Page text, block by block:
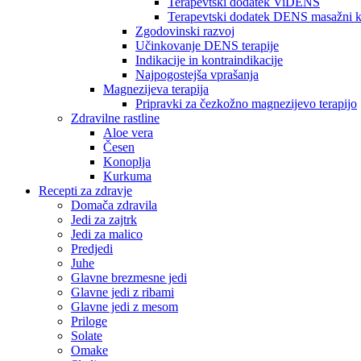
Terapevtski dodatek DENS masažni
Zgodovinski razvoj
Učinkovanje DENS terapije
Indikacije in kontraindikacije
Najpogostejša vprašanja
Magnezijeva terapija
Pripravki za čezkožno magnezijevo terapijo
Zdravilne rastline
Aloe vera
Česen
Konoplja
Kurkuma
Recepti za zdravje
Domača zdravila
Jedi za zajtrk
Jedi za malico
Predjedi
Juhe
Glavne brezmesne jedi
Glavne jedi z ribami
Glavne jedi z mesom
Priloge
Solate
Omake